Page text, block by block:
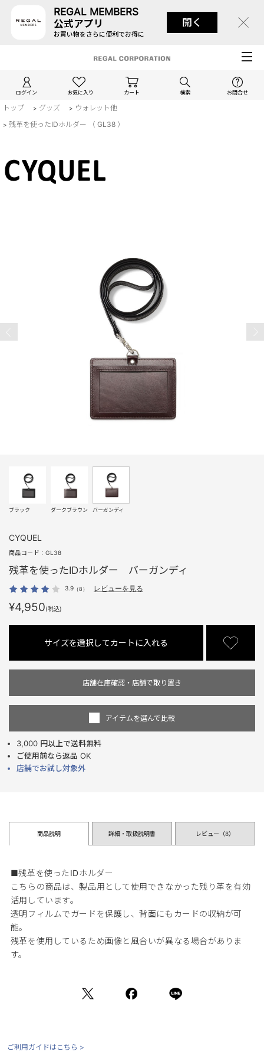
REGAL MEMBERS
公式アプリ
お買い物をさらに便利でお得に
開く
ログイン お気に入り カート 検索 お問合せ
トップ > グッズ > ウォレット他
> 残革を使ったIDホルダー （ GL38 ）
ブラック ダークブラウン バーガンディ
CYQUEL
商品コード：GL38
残革を使ったIDホルダー バーガンディ
3.9 （8） レビューを見る
¥4,950(税込)
サイズを選択してカートに入れる
店舗在庫確認・店舗で取り置き
アイテムを選んで比較
3,000 円以上で送料無料
ご使用前なら返品 OK
店舗でお試し対象外
商品説明 詳細・取扱説明書 レビュー（8）
■残革を使ったIDホルダー
こちらの商品は、製品用として使用できなかった残り革を有効
活用しています。
透明フィルムでガードを保護し、背面にもカードの収納が可
能。
残革を使用しているため画像と風合いが異なる場合がありま
す。
ご利用ガイドはこちら >